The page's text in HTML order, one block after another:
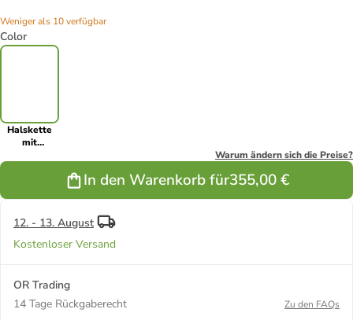
Weniger als 10 verfügbar
Color
Halskette
mit
Warum ändern sich die Preise?
In den Warenkorb für355,00 €
12. - 13. August
Kostenloser Versand
OR Trading
14 Tage Rückgaberecht
Zu den FAQs